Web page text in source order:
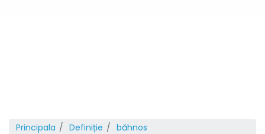
Principala Definiție băhnos